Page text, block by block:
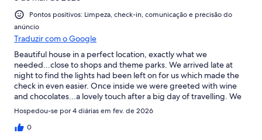
>>Only registered guests are permitted on the property unless
prior written approval has been granted.
>>Any unauthorised guests = immediate eviction + cancellation with
no refund.
>>Guests must be 25 years old or above to book and stay at this
property.
✦ By booking this property, you confirm that you have read and
agree to all of the above requirements.
Thank you,
Pontos positivos: Limpeza, check-in, comunicação e precisão do
anúncio
Traduzir com o Google
Beautiful house in a perfect location, exactly what we
needed...close to shops and theme parks. We arrived late at
night to find the lights had been left on for us which made the
check in even easier. Once inside we were greeted with wine
and chocolates...a lovely touch after a big day of travelling. We
will definitely be staying there again
Hospedou-se por 4 diárias em fev. de 2026
0